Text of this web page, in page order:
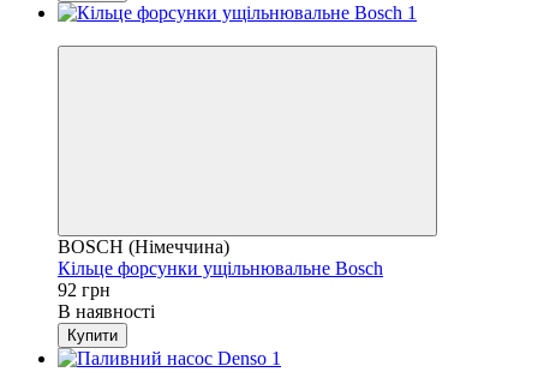
BOSCH (Німеччина)
Кільце форсунки ущільнювальне Bosch
92 грн
В наявності
Купити